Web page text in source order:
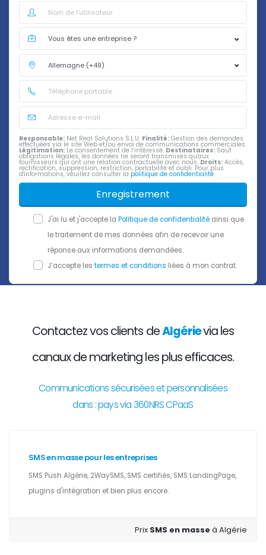
Responsable: Net Real Solutions S.L.U. Finalité: Gestion des demandes
effectuées via le site Web et/ou envoi de communications commerciales.
Légitimation: Le consentement de l’intéressé. Destinataires: Sauf
obligations légales, les données ne seront transmises qu'aux
fournisseurs qui ont une relation contractuelle avec nous. Droits: Accès,
rectification, suppression, restriction, portabilité et oubli. Pour plus
d'informations, veuillez consulter la politique de confidentialité .
Enregistrement
J'ai lu et j'accepte la Politique de confidentialité ainsi que
le traitement de mes données afin de recevoir une
réponse aux informations demandées.
J’accepte les termes et conditions liées à mon contrat.
Contactez vos clients deAlgérievia les
canaux de marketing les plus efficaces.
Communications sécurisées et personnalisées
dans : pays via 360NRS CPaaS
SMS en masse pour les entreprises
SMS Push Algérie, 2WaySMS, SMS certifiés, SMS LandingPage,
plugins d'intégration et bien plus encore.
Prix SMS en masseà Algérie